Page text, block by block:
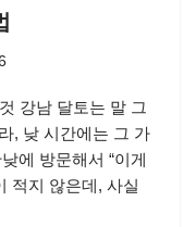
강남 달토는 말 그
, 낮 시간에는 그 가
에 방문해서 “이게
적지 않은데, 사실